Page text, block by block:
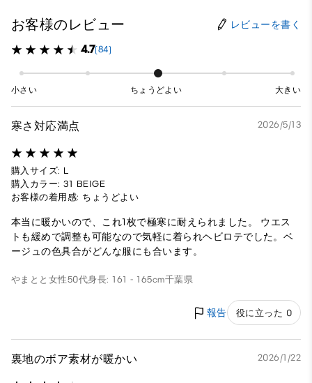
お客様のレビュー レビューを書く
4.7(84)
小さい ちょうどよい 大きい
寒さ対応満点 2026/5/13
購入サイズ: L
購入カラー: 31 BEIGE
お客様の着用感: ちょうどよい
本当に暖かいので、これ1枚で極寒に耐えられました。 ウエス
トも緩めで調整も可能なので気軽に着られヘビロテでした。ベ
ージュの色具合がどんな服にも合います。
やまとと 女性50代身長: 161 - 165cm千葉県
報告 役に立った 0
裏地のボア素材が暖かい 2026/1/22